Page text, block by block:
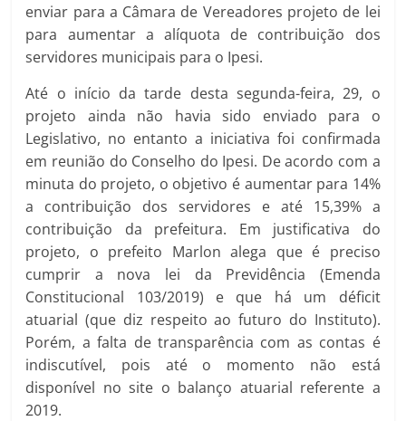
enviar para a Câmara de Vereadores projeto de lei
para aumentar a alíquota de contribuição dos
servidores municipais para o Ipesi.
Até o início da tarde desta segunda-feira, 29, o
projeto ainda não havia sido enviado para o
Legislativo, no entanto a iniciativa foi confirmada
em reunião do Conselho do Ipesi. De acordo com a
minuta do projeto, o objetivo é aumentar para 14%
a contribuição dos servidores e até 15,39% a
contribuição da prefeitura. Em justificativa do
projeto, o prefeito Marlon alega que é preciso
cumprir a nova lei da Previdência (Emenda
Constitucional 103/2019) e que há um déficit
atuarial (que diz respeito ao futuro do Instituto).
Porém, a falta de transparência com as contas é
indiscutível, pois até o momento não está
disponível no site o balanço atuarial referente a
2019.